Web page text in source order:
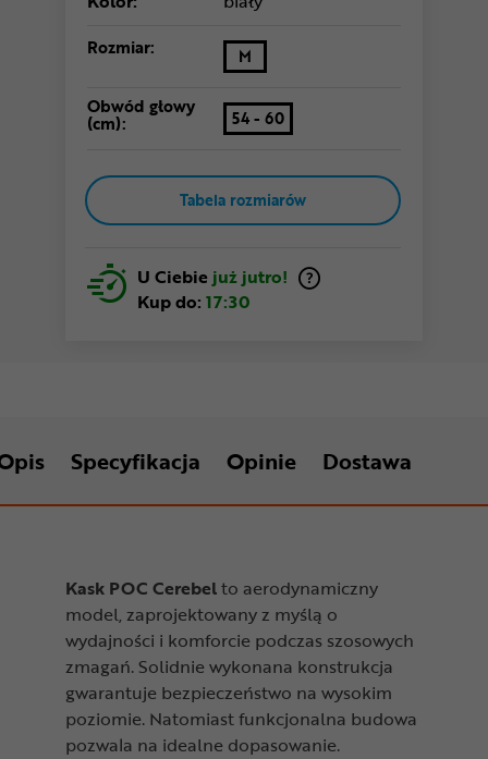
Rozmiar: M
Obwód głowy
(cm): 54 - 60
Tabela rozmiarów
U Ciebie już jutro!
Kup do: 17:30
Specyfikacja Opinie Dostawa
Kask POC Cerebelto aerodynamiczny
model, zaprojektowany z myślą o
wydajności i komforcie podczas szosowych
zmagań. Solidnie wykonana konstrukcja
gwarantuje bezpieczeństwo na wysokim
poziomie. Natomiast funkcjonalna budowa
pozwala na idealne dopasowanie.